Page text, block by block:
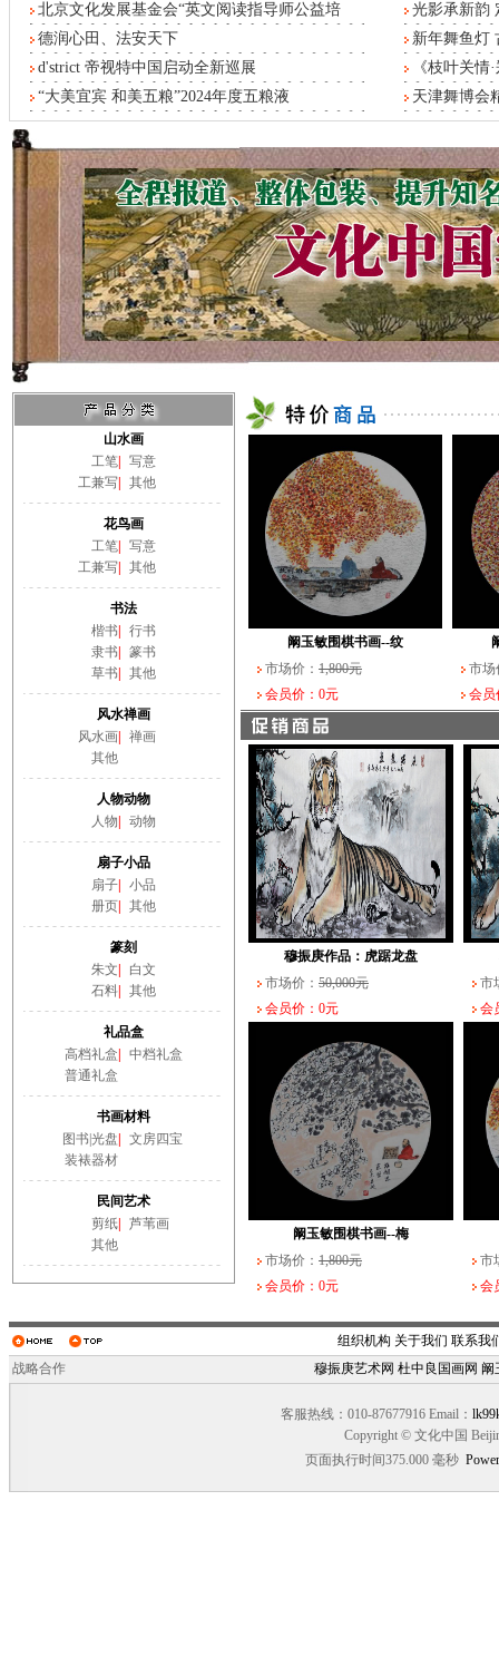
北京文化发展基金会“英文阅读指导师公益培
德润心田、法安天下
d'strict 帝视特中国启动全新巡展
“大美宜宾 和美五粮”2024年度五粮液
光影承新韵
新年舞鱼灯
《枝叶关
天津舞博会
山水画
工笔|
写意
工兼写| 其他
花鸟画
工笔|
写意
工兼写| 其他
书法
楷书
行书
隶书
篆书
草书
其他
风水禅画
风水画|
禅画
其他
人物动物
人物
动物
扇子小品
扇子|
小品
册页| 其他
篆刻
朱文
白文
石料| 其他
礼品盒
高档礼盒
中档礼盒
普通礼盒
书画材料
图书|光盘
文房四宝
装裱器材
民间艺术
剪纸|
芦苇画
其他
武长家书法作品（一）
10,000元
会员价：0元
阚玉敏围棋书画--纹
市场价： 1,800元
会员价：0元
市场
会员
阚玉敏围棋书画--大
3,000元
会员价：0元
穆振庚作品：虎踞龙盘
市场价： 50,000元
会员价：0元
市
会
阚玉敏围棋书画--梅
市场价： 1,800元
会员价：0元
市
会
组织机构 关于我们 联系我
战略合作
穆振庚艺术网 杜中良国画网 阚
客服热线：010-87677916 Email：
Copyright © 文化中国
页面执行时间375.000 毫秒